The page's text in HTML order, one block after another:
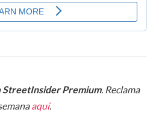
StreetInsider Premium. Reclama
aquí.